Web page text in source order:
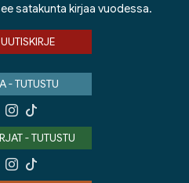
satakunta kirjaa vuodessa.
- TUTUSTU
- TUTUSTU